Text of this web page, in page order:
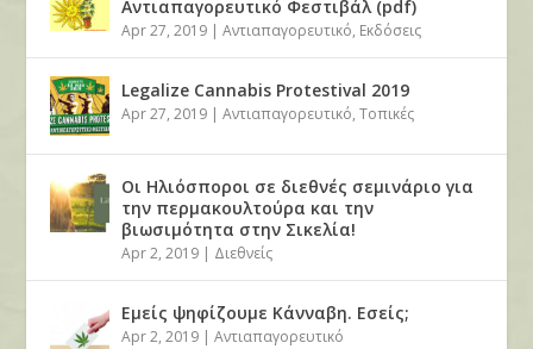
Αντιαπαγορευτικό Φεστιβάλ (pdf)
Apr 27, 2019 |Αντιαπαγορευτικό, Εκδόσεις
Legalize Cannabis Protestival 2019
Apr 27, 2019 |Αντιαπαγορευτικό,Τοπικές
Οι Ηλιόσποροι σε διεθνές σεμινάριο για
την περμακουλτούρα και την
βιωσιμότητα στην Σικελία!
Apr 2, 2019 | Διεθνείς
Εμείς ψηφίζουμε Κάνναβη. Εσείς;
Apr 2, 2019 |Αντιαπαγορευτικό